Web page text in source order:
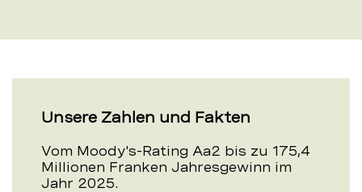
Unsere Zahlen und Fakten
Vom Moody's-Rating Aa2 bis zu 175,4
Millionen Franken Jahresgewinn im
Jahr 2025.